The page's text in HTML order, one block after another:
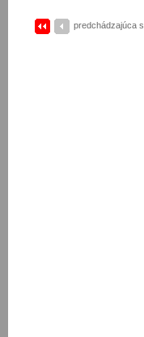
predchádzajúca